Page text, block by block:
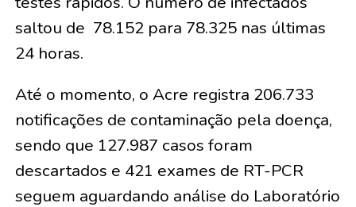
saltou de 78.152 para 78.325 nas últimas
24 horas.
Até o momento, o Acre registra 206.733
notificações de contaminação pela doença,
sendo que 127.987 casos foram
descartados e 421 exames de RT-PCR
seguem aguardando análise do Laboratório